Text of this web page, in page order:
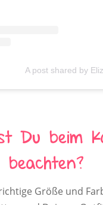
A post shared by
Du beim
beachten?
Größe und